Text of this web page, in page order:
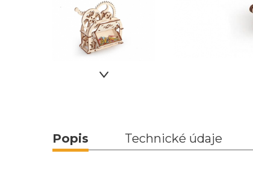
Popis Technické údaje